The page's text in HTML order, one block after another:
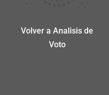
Volver a Analisis de
Voto